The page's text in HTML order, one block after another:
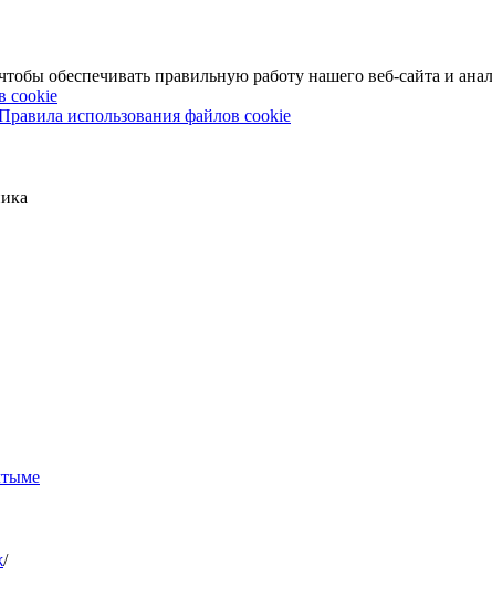
обеспечивать правильную работу нашего веб-сайта и
cookie
использования файлов cookie
/